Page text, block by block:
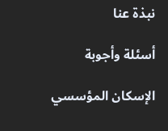
نبذة عنا
أسئلة وأجوبة
الإسكان المؤسسي